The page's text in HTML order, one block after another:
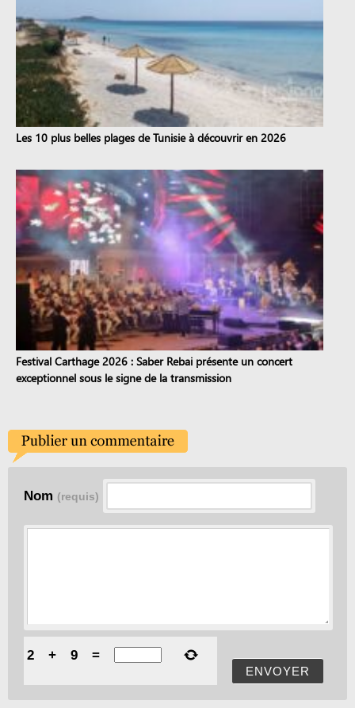
Les 10 plus belles plages de Tunisie à découvrir en 2026
Festival Carthage 2026 : Saber Rebai présente un concert
exceptionnel sous le signe de la transmission
Nom (requis)
ENVOYER
2 + 9 =